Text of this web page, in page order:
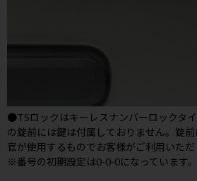
●TSロックはキーレスナンバーロックタ
の錠前には鍵は付属しておりません。錠
官が使用するものでお客様がご利用いただ
※番号の初期設定は0-0-0になっています。